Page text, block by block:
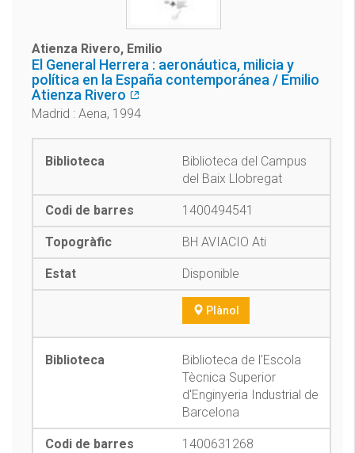
Atienza Rivero, Emilio
El General Herrera : aeronáutica, milicia y
política en la España contemporánea / Emilio
Atienza Rivero
Madrid : Aena, 1994
Biblioteca del Campus
del Baix Llobregat
1400494541
BH AVIACIO Ati
Disponible
Plànol
Biblioteca de l'Escola
Tècnica Superior
d'Enginyeria Industrial de
Barcelona
1400631268